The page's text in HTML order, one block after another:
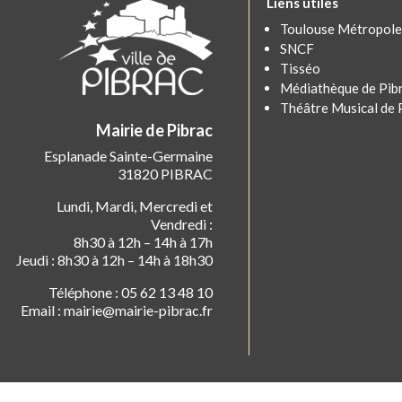
Mairie de Pibrac
Esplanade Sainte-Germaine
31820 PIBRAC
Lundi, Mardi, Mercredi et
Vendredi :
8h30 à 12h – 14h à 17h
Jeudi : 8h30 à 12h – 14h à 18h30
Téléphone : 05 62 13 48 10
Email : mairie@mairie-pibrac.fr
Toulouse Métropole
SNCF
Tisséo
Médiathèque de
Théâtre Musical de